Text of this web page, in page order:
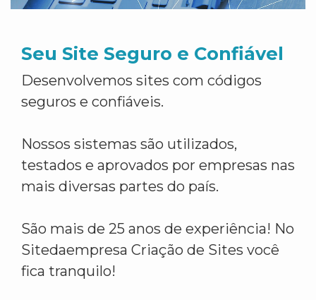
Seu Site Seguro e Confiável
Desenvolvemos sites com códigos
seguros e confiáveis.
Nossos sistemas são utilizados,
testados e aprovados por empresas nas
mais diversas partes do país.
São mais de 25 anos de experiência! No
Sitedaempresa Criação de Sites você
fica tranquilo!